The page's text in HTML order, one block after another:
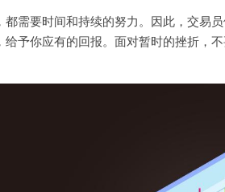
需要时间和持续的努力。因此，交易
予你应有的回报。面对暂时的挫折，